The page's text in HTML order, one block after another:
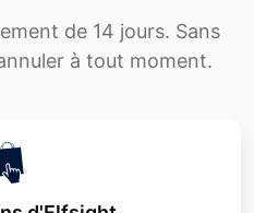
de 14 jours. Sans
à tout moment.